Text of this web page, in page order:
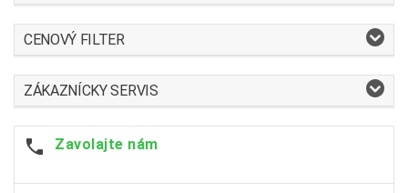
CENOVÝ FILTER
ZÁKAZNÍCKY SERVIS
Zavolajte nám